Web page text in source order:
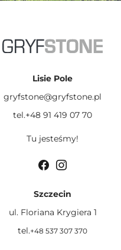
Lisie Pole
gryfstone@gryfstone.pl
tel.+48 91 419 07 70
Tu jesteśmy!
Szczecin
ul. Floriana Krygiera 1
tel.+48 537 307 370